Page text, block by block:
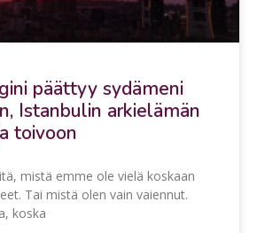
päättyy sydämeni
Istanbulin arkielämän
toivoon
mistä emme ole vielä koskaan
Tai mistä olen vain vaiennut.
koska